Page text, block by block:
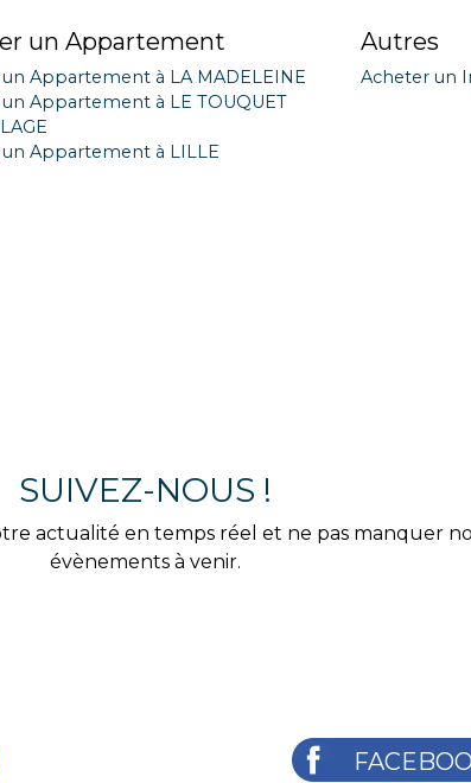
un Appartement
Appartement à LA MADELEINE
Appartement à LE TOUQUET
Appartement à LILLE
Autres
Acheter un
SUIVEZ-NOUS !
actualité en temps réel et ne pas manquer
évènements à venir.